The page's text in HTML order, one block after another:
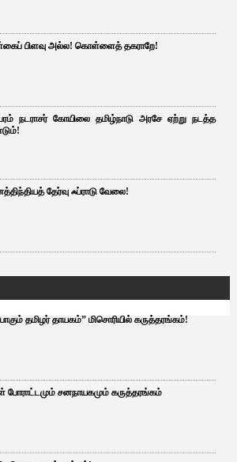
பிளவு அல்ல! கொள்ளைத் தகராறே!
நடராசர் கோயிலை தமிழ்நாடு அரசே ஏற்று நடத்த
தேர்வு ஃப்ராடு வேலை!
தமிழர் தாயகம்” மிசொரியில் கருத்தரங்கம்!
போராட்டமும் சனநாயகமும் கருத்தரங்கம்